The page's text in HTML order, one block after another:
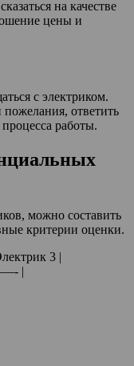
на качестве
цены и
с электриком.
ответить
работы.
можно составить
критерии оценки.
3 |
|